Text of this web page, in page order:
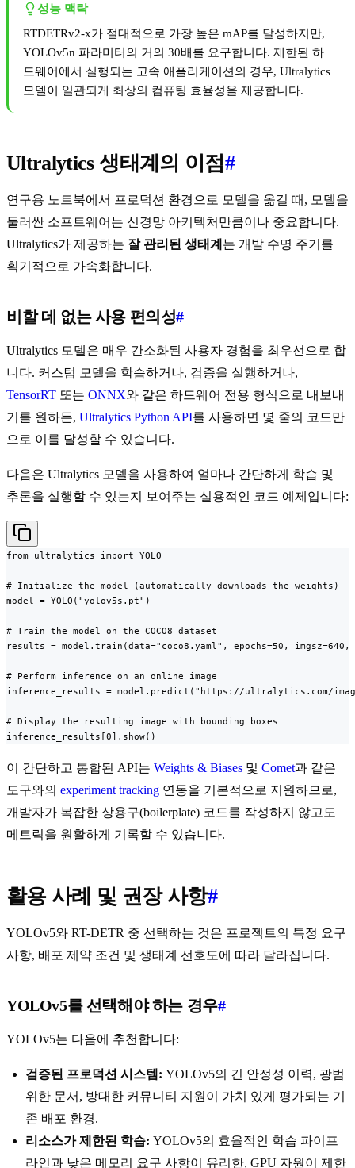
성능 맥락
RTDETRv2-x가 절대적으로 가장 높은 mAP를 달성하지만,
YOLOv5n 파라미터의 거의 30배를 요구합니다. 제한된 하
드웨어에서 실행되는 고속 애플리케이션의 경우, Ultralytics
모델이 일관되게 최상의 컴퓨팅 효율성을 제공합니다.
Ultralytics 생태계의 이점#
연구용 노트북에서 프로덕션 환경으로 모델을 옮길 때, 모델을
둘러싼 소프트웨어는 신경망 아키텍처만큼이나 중요합니다.
Ultralytics가 제공하는 잘 관리된 생태계 는 개발 수명 주기를
획기적으로 가속화합니다.
비할 데 없는 사용 편의성#
Ultralytics 모델은 매우 간소화된 사용자 경험을 최우선으로 합
니다. 커스텀 모델을 학습하거나, 검증을 실행하거나,
TensorRT 또는 ONNX와 같은 하드웨어 전용 형식으로 내보내
기를 원하든, Ultralytics Python API를 사용하면 몇 줄의 코드만
으로 이를 달성할 수 있습니다.
다음은 Ultralytics 모델을 사용하여 얼마나 간단하게 학습 및
추론을 실행할 수 있는지 보여주는 실용적인 코드 예제입니다:
from ultralytics import YOLO
# Initialize the model (automatically downloads the weights)
model = YOLO("yolov5s.pt")
# Train the model on the COCO8 dataset
results = model.train(data="coco8.yaml", epochs=50, imgsz=640,
# Perform inference on an online image
inference_results = model.predict("https://ultralytics.com/
# Display the resulting image with bounding boxes
inference_results[0].show()
이 간단하고 통합된 API는 Weights & Biases 및 Comet과 같은
도구와의 experiment tracking 연동을 기본적으로 지원하므로,
개발자가 복잡한 상용구(boilerplate) 코드를 작성하지 않고도
메트릭을 원활하게 기록할 수 있습니다.
활용 사례 및 권장 사항#
YOLOv5와 RT-DETR 중 선택하는 것은 프로젝트의 특정 요구
사항, 배포 제약 조건 및 생태계 선호도에 따라 달라집니다.
YOLOv5를 선택해야 하는 경우#
YOLOv5는 다음에 추천합니다:
검증된 프로덕션 시스템: YOLOv5의 긴 안정성 이력, 광범
위한 문서, 방대한 커뮤니티 지원이 가치 있게 평가되는 기
존 배포 환경.
리소스가 제한된 학습: YOLOv5의 효율적인 학습 파이프
라인과 낮은 메모리 요구 사항이 유리한, GPU 자원이 제한